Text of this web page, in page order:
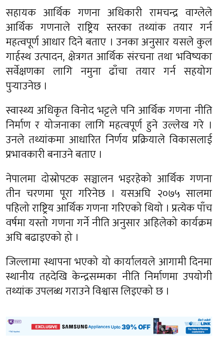
सहायक आर्थिक गणना अधिकारी रामचन्द्र वाग्लेले
आर्थिक गणनाले राष्ट्रिय स्तरका तथ्यांक तयार गर्न
महत्वपूर्ण आधार दिने बताए । उनका अनुसार यसले कुल
गार्हस्थ उत्पादन, क्षेत्रगत आर्थिक संरचना तथा भविष्यका
सर्वेक्षणका लागि नमुना ढाँचा तयार गर्न सहयोग
पुर्‍याउनेछ ।
स्वास्थ्य अधिकृत विनोद भट्टले पनि आर्थिक गणना नीति
निर्माण र योजनाका लागि महत्वपूर्ण हुने उल्लेख गरे ।
उनले तथ्यांकमा आधारित निर्णय प्रक्रियाले विकासलाई
प्रभावकारी बनाउने बताए ।
नेपालमा दोस्रोपटक सञ्चालन भइरहेको आर्थिक गणना
तीन चरणमा पूरा गरिनेछ । यसअघि २०७५ सालमा
पहिलो राष्ट्रिय आर्थिक गणना गरिएको थियो । प्रत्येक पाँच
वर्षमा यस्तो गणना गर्ने नीति अनुसार अहिलेको कार्यक्रम
अघि बढाइएको हो ।
जिल्लामा स्थापना भएको यो कार्यालयले आगामी दिनमा
स्थानीय तहदेखि केन्द्रसम्मका नीति निर्माणमा उपयोगी
तथ्यांक उपलब्ध गराउने विश्वास लिइएको छ ।